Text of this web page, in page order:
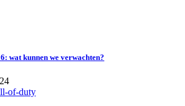
wat kunnen we verwachten?
of-duty